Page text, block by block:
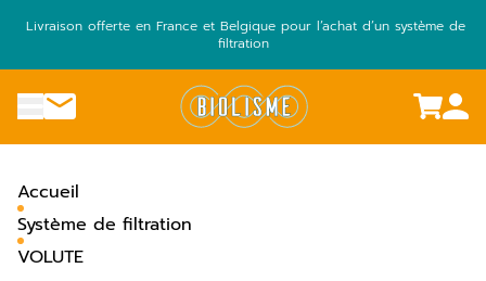
contenu
Livraison offerte en France et Belgique pour l’achat d’un système de
filtration
menu
Nous contacter
Accueil
Système de filtration
VOLUTE